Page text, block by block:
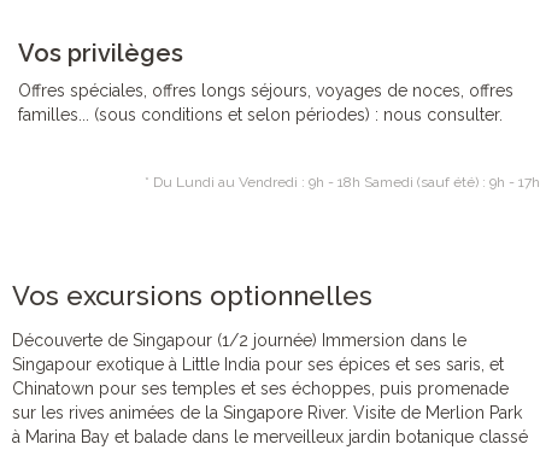
Vos privilèges
Offres spéciales, offres longs séjours, voyages de noces, offres
familles... (sous conditions et selon périodes) : nous consulter.
* Du Lundi au Vendredi : 9h - 18h Samedi (sauf été) : 9h - 17h
Vos excursions optionnelles
Découverte de Singapour (1/2 journée) Immersion dans le
Singapour exotique à Little India pour ses épices et ses saris, et
Chinatown pour ses temples et ses échoppes, puis promenade
sur les rives animées de la Singapore River. Visite de Merlion Park
à Marina Bay et balade dans le merveilleux jardin botanique classé